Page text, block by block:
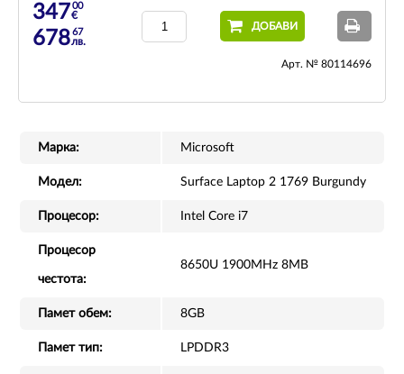
34700
€
67867
лв.
ДОБАВИ
Арт. № 80114696
Марка: Microsoft
Модел: Surface Laptop 2 1769 Burgundy
Процесор: Intel Core i7
Процесор
честота:
8650U 1900MHz 8MB
Памет обем: 8GB
Памет тип: LPDDR3